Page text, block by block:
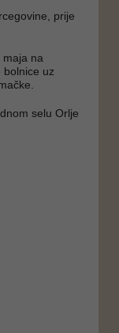
prije
maja na
bolnice uz
selu Orlje